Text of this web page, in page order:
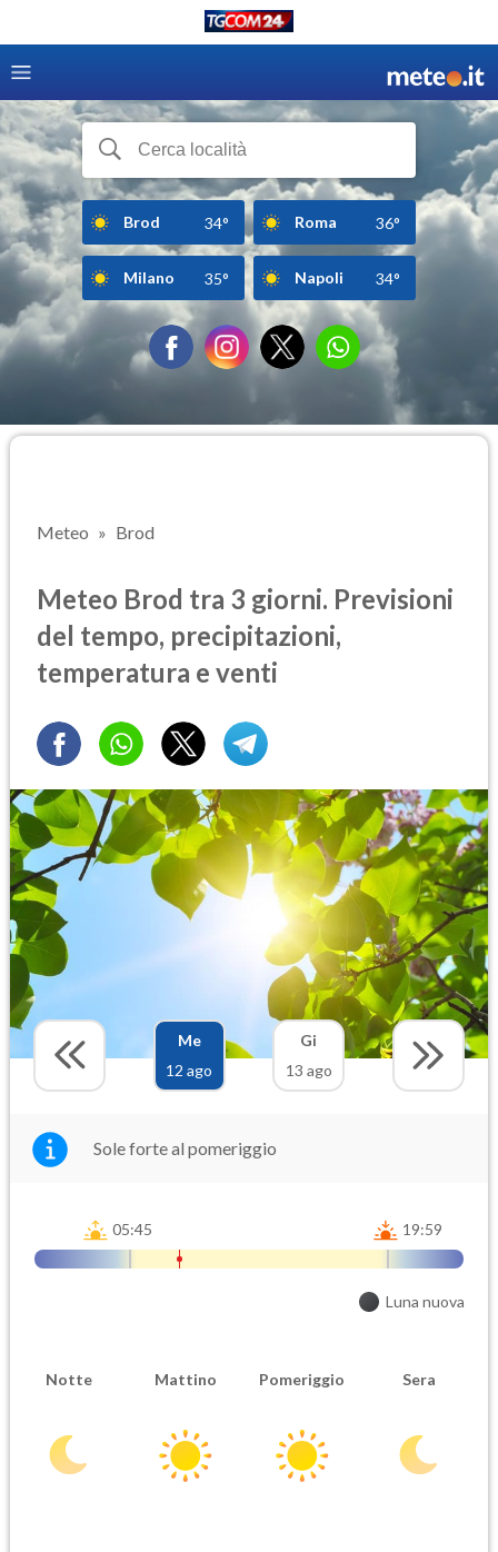
Brod 34° Roma 36°
Milano 35° Napoli 34°
Meteo Brod
Meteo Brod tra 3 giorni. Previsioni
del tempo, precipitazioni,
temperatura e venti
Me
12 ago
Gi
13 ago
Sole forte al pomeriggio
05:45 19:59
Luna nuova
Notte Mattino Pomeriggio Sera